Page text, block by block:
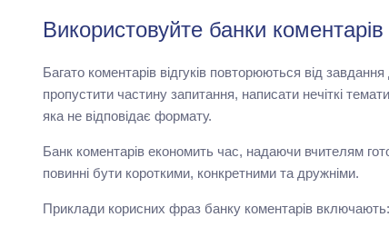
Використовуйте банки
Багато коментарів відгуків повторюються від
пропустити частину запитання, написати нечіткі
яка не відповідає формату.
Банк коментарів економить час, надаючи вчителям
повинні бути короткими, конкретними та дружніми.
Приклади корисних фраз банку коментарів включають: